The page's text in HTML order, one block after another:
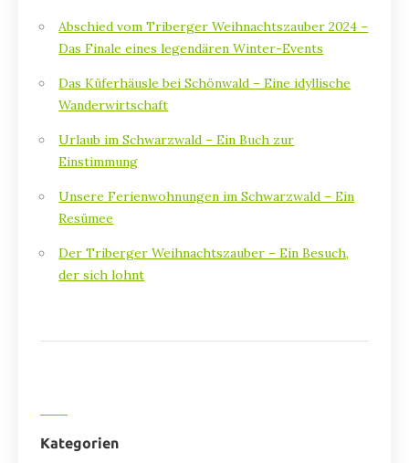
Abschied vom Triberger Weihnachtszauber 2024 –
Das Finale eines legendären Winter-Events
Das Küferhäusle bei Schönwald – Eine idyllische
Wanderwirtschaft
Urlaub im Schwarzwald – Ein Buch zur
Einstimmung
Unsere Ferienwohnungen im Schwarzwald – Ein
Resümee
Der Triberger Weihnachtszauber – Ein Besuch,
der sich lohnt
Kategorien